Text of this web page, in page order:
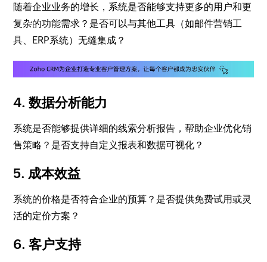
随着企业业务的增长，系统是否能够支持更多的用户和更
复杂的功能需求？是否可以与其他工具（如邮件营销工
具、ERP系统）无缝集成？
4. 数据分析能力
系统是否能够提供详细的线索分析报告，帮助企业优化销
售策略？是否支持自定义报表和数据可视化？
5. 成本效益
系统的价格是否符合企业的预算？是否提供免费试用或灵
活的定价方案？
6. 客户支持